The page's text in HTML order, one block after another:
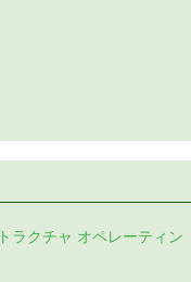
ラクチャ オペレーティン